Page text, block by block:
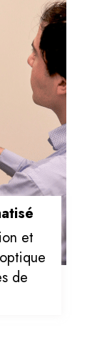
et
de